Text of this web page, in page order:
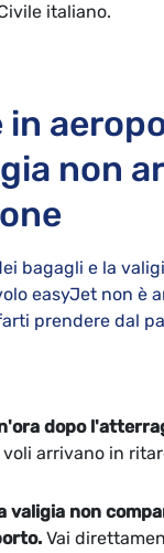
italiano.
in
non
bagagli e la
easyJet non è
prendere dal
dopo
arrivano in
valigia non
Vai